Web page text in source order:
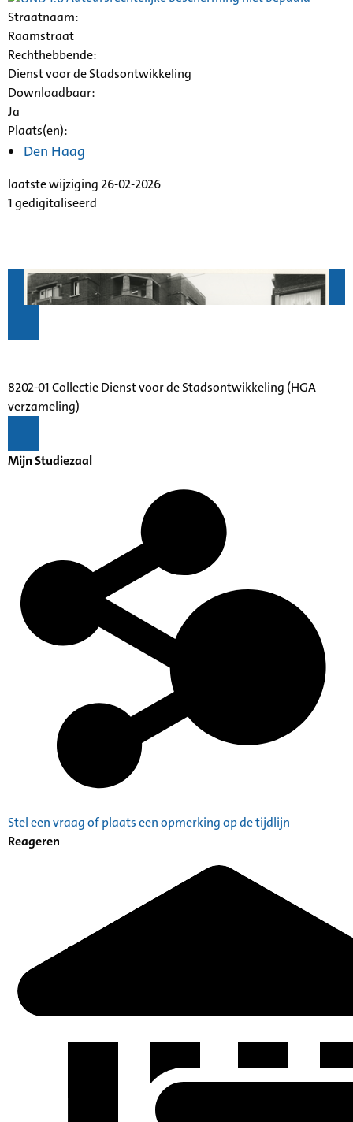
Straatnaam:
Raamstraat
Rechthebbende:
Dienst voor de Stadsontwikkeling
Downloadbaar:
Ja
Plaats(en):
Den Haag
laatste wijziging 26-02-2026
1 gedigitaliseerd
8202-01 Collectie Dienst voor de Stadsontwikkeling (HGA
verzameling)
Mijn Studiezaal
Stel een vraag of plaats een opmerking op de tijdlijn
Reageren